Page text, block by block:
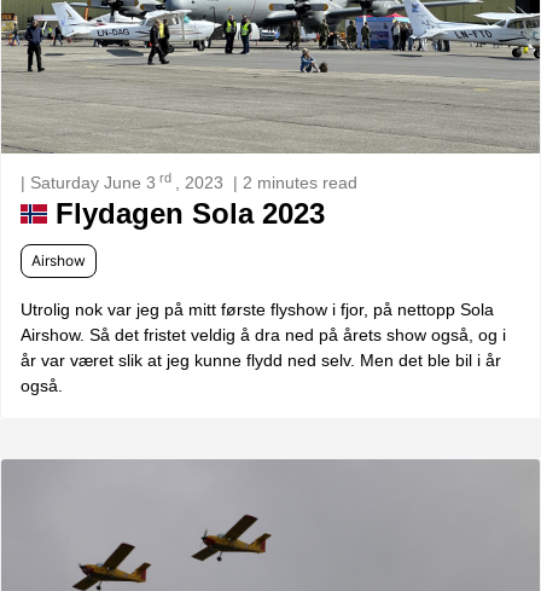
| Saturday June 3 rd , 2023 | 2 minutes read
Flydagen Sola 2023
Airshow
Utrolig nok var jeg på mitt første flyshow i fjor, på nettopp Sola
Airshow. Så det fristet veldig å dra ned på årets show også, og i
år var været slik at jeg kunne flydd ned selv. Men det ble bil i år
også.